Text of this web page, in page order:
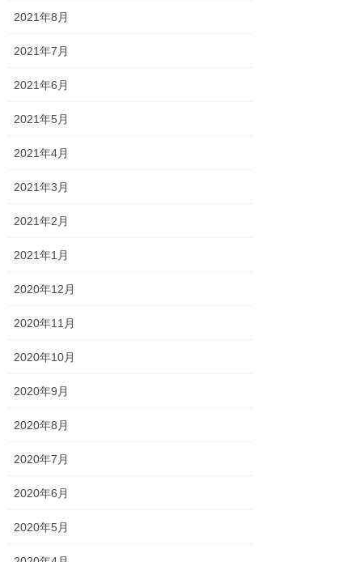
2021年8月
2021年7月
2021年6月
2021年5月
2021年4月
2021年3月
2021年2月
2021年1月
2020年12月
2020年11月
2020年10月
2020年9月
2020年8月
2020年7月
2020年6月
2020年5月